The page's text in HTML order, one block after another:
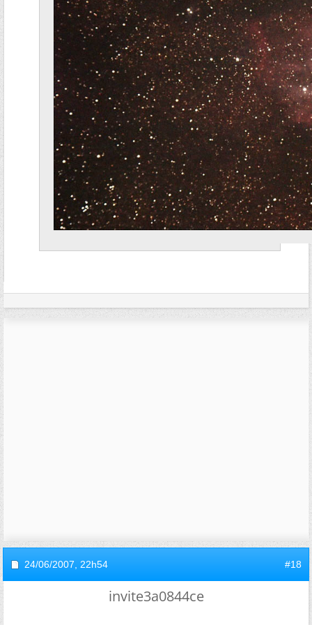
24/06/2007, 22h54 #18
invite3a0844ce